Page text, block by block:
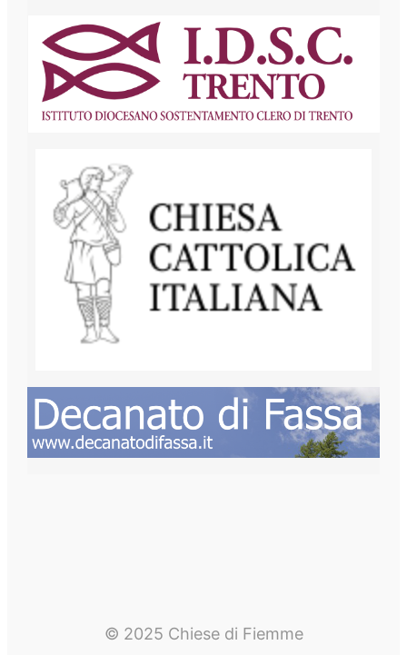
© 2025 Chiese di Fiemme